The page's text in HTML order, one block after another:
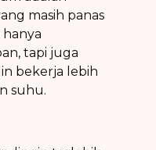
masih panas
tapi juga
bekerja lebih
suhu.